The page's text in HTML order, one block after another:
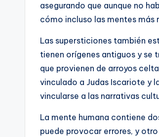
asegurando que aunque no
cómo incluso las mentes más
Las supersticiones también
tienen orígenes antiguos y se
que provienen de arroyos
vinculado a Judas Iscariote y
vincularse a las narrativas
La mente humana contiene
puede provocar errores, y